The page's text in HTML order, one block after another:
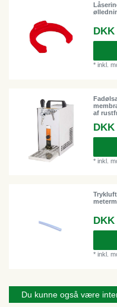
DKK
*inkl.
af
DKK
*inkl.
*inkl.
Du kunne også være